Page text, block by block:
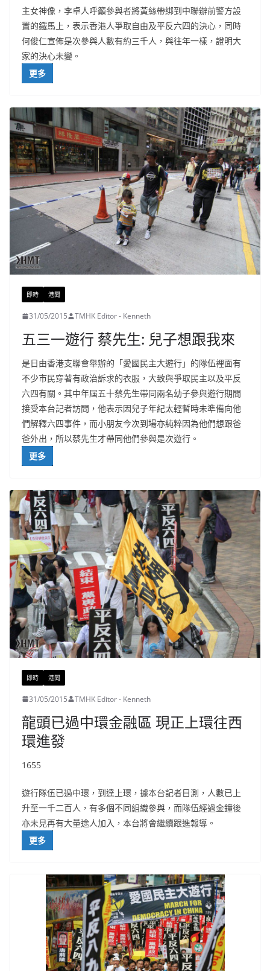
主女神像，李卓人呼籲參與者將黃絲帶綁到中聯辦前警方設
置的鐵馬上，表示香港人爭取自由及平反六四的決心，同時
何俊仁宣佈是次參與人數有約三千人，與往年一樣，證明大
家的決心未變。
更多
即時 港聞
31/05/2015 TMHK Editor - Kenneth
五三一遊行 蔡先生: 兒子想跟我來
是日由香港支聯會舉辦的「愛國民主大遊行」的隊伍裡面有
不少市民穿著有政治訴求的衣服，大致與爭取民主以及平反
六四有關。其中年屆五十蔡先生帶同兩名幼子參與遊行期間
接受本台記者訪問，他表示因兒子年紀太輕暫時未準備向他
們解釋六四事件，而小朋友今次到場亦純粹因為他們想跟爸
爸外出，所以蔡先生才帶同他們參與是次遊行。
更多
即時 港聞
31/05/2015 TMHK Editor - Kenneth
龍頭已過中環金融區 現正上環往西
環進發
1655
遊行隊伍已過中環，到達上環，據本台記者目測，人數已上
升至一千二百人，有多個不同組織參與，而隊伍經過金鐘後
亦未見再有大量途人加入，本台將會繼續跟進報導。
更多